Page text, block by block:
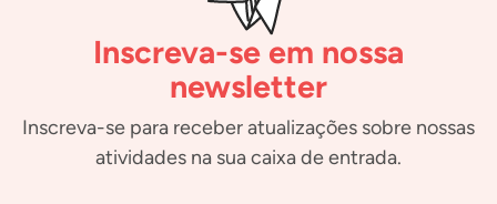
Inscreva-se em nossa
newsletter
Inscreva-se para receber atualizações sobre nossas
atividades na sua caixa de entrada.